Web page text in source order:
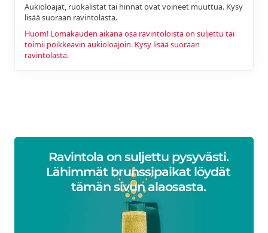
Aukioloajat, ruokalistat tai hinnat ovat voineet muuttua. Kysy
lisää suoraan ravintolasta.
Huom! Lomakauden aikana osa ravintoloista on suljettu tai
toimii poikkeavin aukioloajoin. Kysy lisää suoraan
ravintolasta.
Ravintola on suljettu pysyvästi.
Lähimmät brunssipaikat löydät
tämän sivun alaosasta.